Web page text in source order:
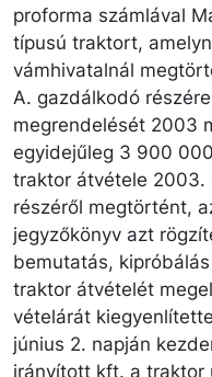
proforma számlával
típusú traktort,
vámhivatalnál
A. gazdálkodó
megrendelését 2003
egyidejűleg 3 900
traktor átvétele 2003.
részéről megtörtént,
jegyzőkönyv azt
bemutatás,
traktor átvételét
vételárát
június 2. napján
irányított kft. a traktor